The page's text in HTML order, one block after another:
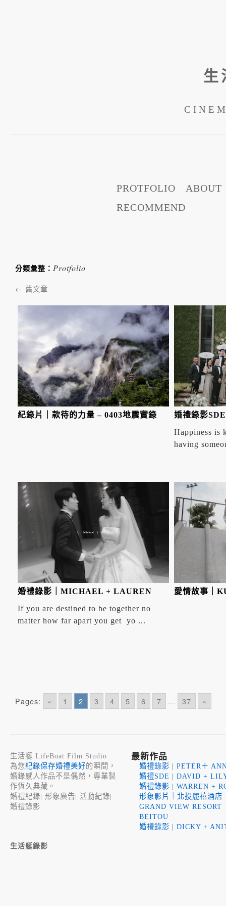
生
PROTFOLIO
ABOUT
RECOMMEND
分類彙整： Protfolio
← 舊文章
紀錄片｜款待的力量 – 0403地震實錄
婚禮錄影
Happiness is
having
婚禮錄影｜MICHAEL + LAUREN
If you are destined to be together no
matter how far apart you get yo ...
愛情故事｜
Pages: « 1 2 3 4 5 6 7 ... 37 »
生活艇 LifeBoat Film Studio
為您紀錄保存婚禮美好的瞬間，
婚錄感人作品不是偶然，專業製
作恆久典藏。
婚禮紀錄| 形象廣告| 活動紀錄|
婚禮錄影
最新作品
婚禮錄影 | PETER＋
婚禮SDE | DAVID +
婚禮錄影 | WARREN +
形象影片｜北投麗禧酒店
GRAND VIEW RESORT
BEITOU
婚禮錄影 | DICKY +
生活艇錄影